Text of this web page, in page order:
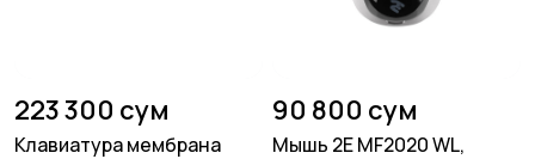
223 300 сум
Клавиатура мембрана
90 800 сум
Мышь 2E MF2020 WL,